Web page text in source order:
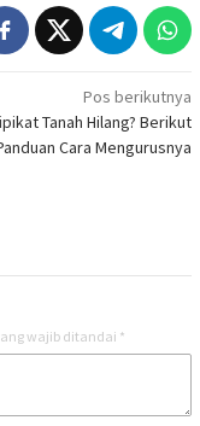
Pos berikutnya
Tanah Hilang? Berikut
Cara Mengurusnya
wajib ditandai *